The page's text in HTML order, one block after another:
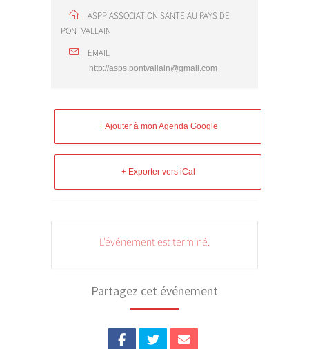
ASPP ASSOCIATION SANTÉ AU PAYS DE
PONTVALLAIN
EMAIL
http://asps.pontvallain@gmail.com
+ Ajouter à mon Agenda Google
+ Exporter vers iCal
L'événement est terminé.
Partagez cet événement